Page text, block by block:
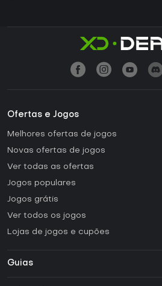
Ofertas e Jogos
Melhores ofertas de jogos
Novas ofertas de jogos
Ver todas as ofertas
Jogos populares
Jogos grátis
Ver todos os jogos
Lojas de jogos e cupões
Guias